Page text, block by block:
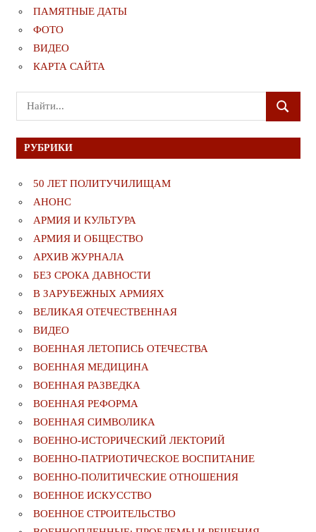
ПАМЯТНЫЕ ДАТЫ
ФОТО
ВИДЕО
КАРТА САЙТА
Поиск
для:
ПОИСК
РУБРИКИ
50 ЛЕТ ПОЛИТУЧИЛИЩАМ
АНОНС
АРМИЯ И КУЛЬТУРА
АРМИЯ И ОБЩЕСТВО
АРХИВ ЖУРНАЛА
БЕЗ СРОКА ДАВНОСТИ
В ЗАРУБЕЖНЫХ АРМИЯХ
ВЕЛИКАЯ ОТЕЧЕСТВЕННАЯ
ВИДЕО
ВОЕННАЯ ЛЕТОПИСЬ ОТЕЧЕСТВА
ВОЕННАЯ МЕДИЦИНА
ВОЕННАЯ РАЗВЕДКА
ВОЕННАЯ РЕФОРМА
ВОЕННАЯ СИМВОЛИКА
ВОЕННО-ИСТОРИЧЕСКИЙ ЛЕКТОРИЙ
ВОЕННО-ПАТРИОТИЧЕСКОЕ ВОСПИТАНИЕ
ВОЕННО-ПОЛИТИЧЕСКИE ОТНОШЕНИЯ
ВОЕННОЕ ИСКУССТВО
ВОЕННОЕ СТРОИТЕЛЬСТВО